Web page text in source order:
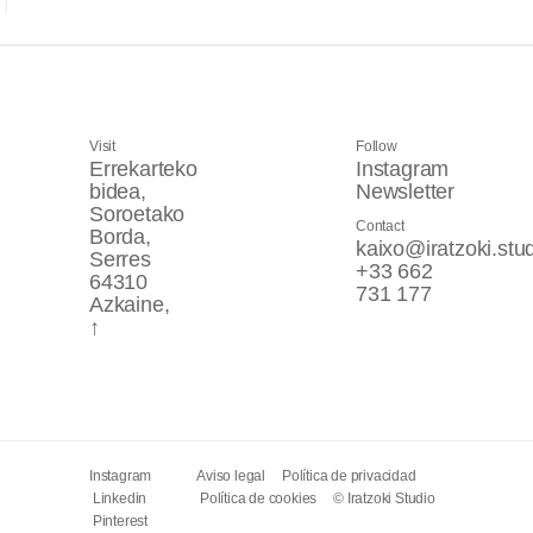
Visit
Errekarteko
bidea,
Soroetako
Borda,
Serres
64310
Azkaine,
↑
Follow
Instagram
Newsletter
Contact
+33 662
731 177
Instagram
Linkedin
Pinterest
Aviso legal Política de privacidad
Política de cookies © Iratzoki Studio